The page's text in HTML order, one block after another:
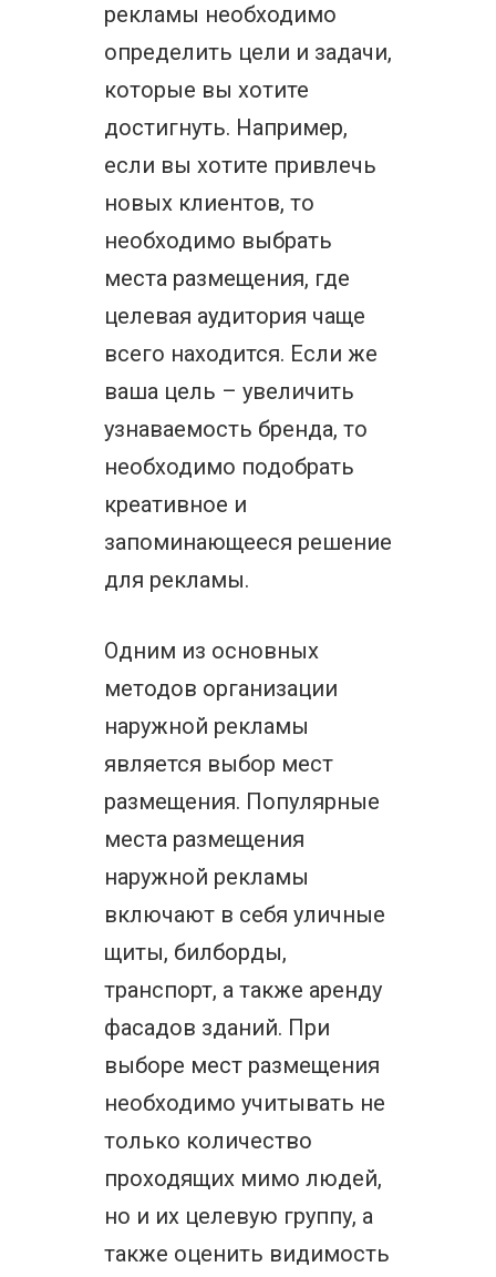
рекламы необходимо
определить цели и задачи,
которые вы хотите
достигнуть. Например,
если вы хотите привлечь
новых клиентов, то
необходимо выбрать
места размещения, где
целевая аудитория чаще
всего находится. Если же
ваша цель – увеличить
узнаваемость бренда, то
необходимо подобрать
креативное и
запоминающееся решение
для рекламы.
Одним из основных
методов организации
наружной рекламы
является выбор мест
размещения. Популярные
места размещения
наружной рекламы
включают в себя уличные
щиты, билборды,
транспорт, а также аренду
фасадов зданий. При
выборе мест размещения
необходимо учитывать не
только количество
проходящих мимо людей,
но и их целевую группу, а
также оценить видимость